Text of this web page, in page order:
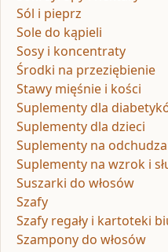
Sól i pieprz
Sole do kąpieli
Sosy i koncentraty
Środki na przeziębienie
Stawy mięśnie i kości
Suplementy dla
Suplementy dla dzieci
Suplementy na
Suplementy na wzrok i
Suszarki do włosów
Szafy
Szafy regały i kartoteki
Szampony do włosów